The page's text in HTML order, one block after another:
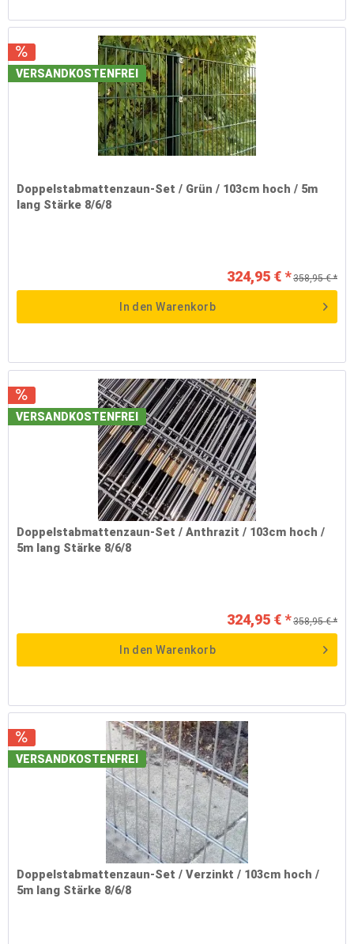
VERSANDKOSTENFREI
Doppelstabmattenzaun-Set / Grün / 103cm hoch / 5m
lang Stärke 8/6/8
324,95 € * 358,95 € *
In den Warenkorb
VERSANDKOSTENFREI
Doppelstabmattenzaun-Set / Anthrazit / 103cm hoch /
5m lang Stärke 8/6/8
324,95 € * 358,95 € *
In den Warenkorb
VERSANDKOSTENFREI
Doppelstabmattenzaun-Set / Verzinkt / 103cm hoch /
5m lang Stärke 8/6/8